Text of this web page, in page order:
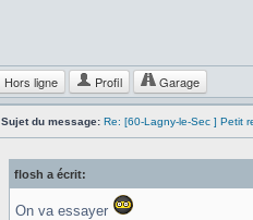
Hors ligne Profil Garage
Sujet du message: Re: [60-Lagny-le-Sec ] Petit
flosh a écrit:
On va essayer